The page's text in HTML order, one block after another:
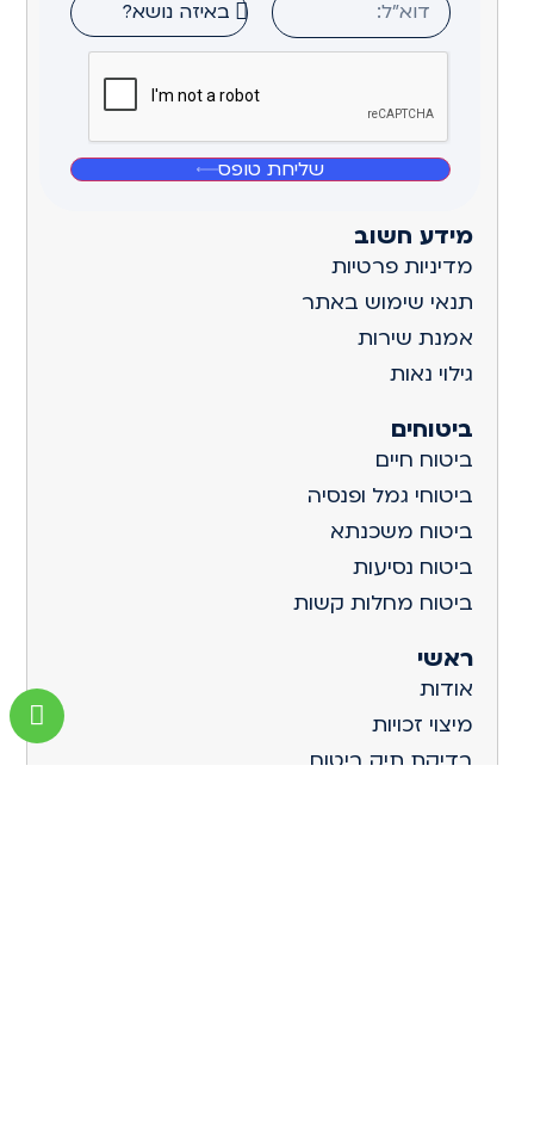
ראשי
אודות
מיצוי זכויות
בדיקת תיק ביטוח
ביטוחים
ביטוח חיים
ביטוחי גמל ופנסיה
ביטוח משכנתא
ביטוח נסיעות
ביטוח מחלות קשות
מידע חשוב
מדיניות פרטיות
תנאי שימוש באתר
אמנת שירות
גילוי נאות
שליחת טופס